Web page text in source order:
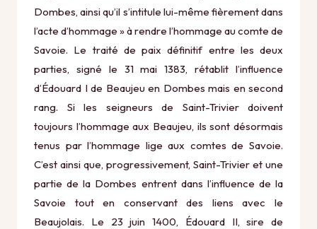
Dombes, ainsi qu’il s’intitule lui-même fièrement dans
l’acte d’hommage » à rendre l’hommage au comte de
Savoie. Le traité de paix définitif entre les deux
parties, signé le 31 mai 1383, rétablit l’influence
d’Édouard I de Beaujeu en Dombes mais en second
rang. Si les seigneurs de Saint-Trivier doivent
toujours l’hommage aux Beaujeu, ils sont désormais
tenus par l’hommage lige aux comtes de Savoie.
C’est ainsi que, progressivement, Saint-Trivier et une
partie de la Dombes entrent dans l’influence de la
Savoie tout en conservant des liens avec le
Beaujolais. Le 23 juin 1400, Édouard II, sire de